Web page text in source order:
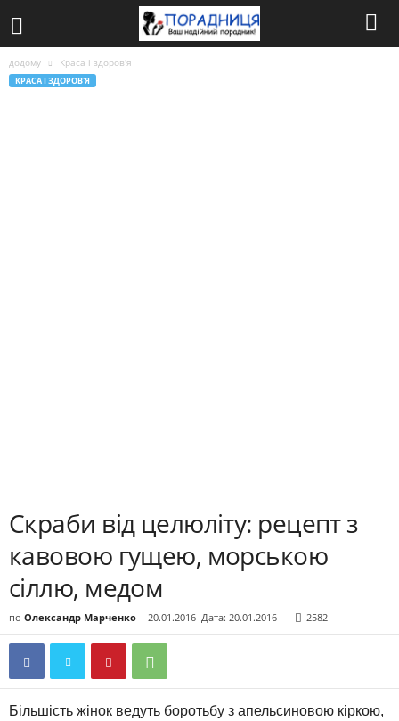
додому Краса і здоров'я
КРАСА І ЗДОРОВ'Я
Скраби від целюліту: рецепт з
кавовою гущею, морською
сіллю, медом
по Олександр Марченко - 20.01.2016 Дата: 20.01.2016 2582
Більшість жінок ведуть боротьбу з апельсиновою кіркою,